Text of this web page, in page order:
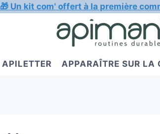
🎁 Un kit com' offert à la première
APILETTER APPARAÎTRE SUR LA